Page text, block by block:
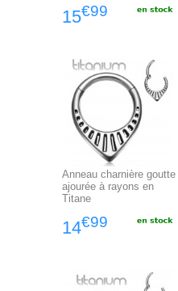
15€99
Anneau charnière goutte
ajourée à rayons en
Titane
14€99